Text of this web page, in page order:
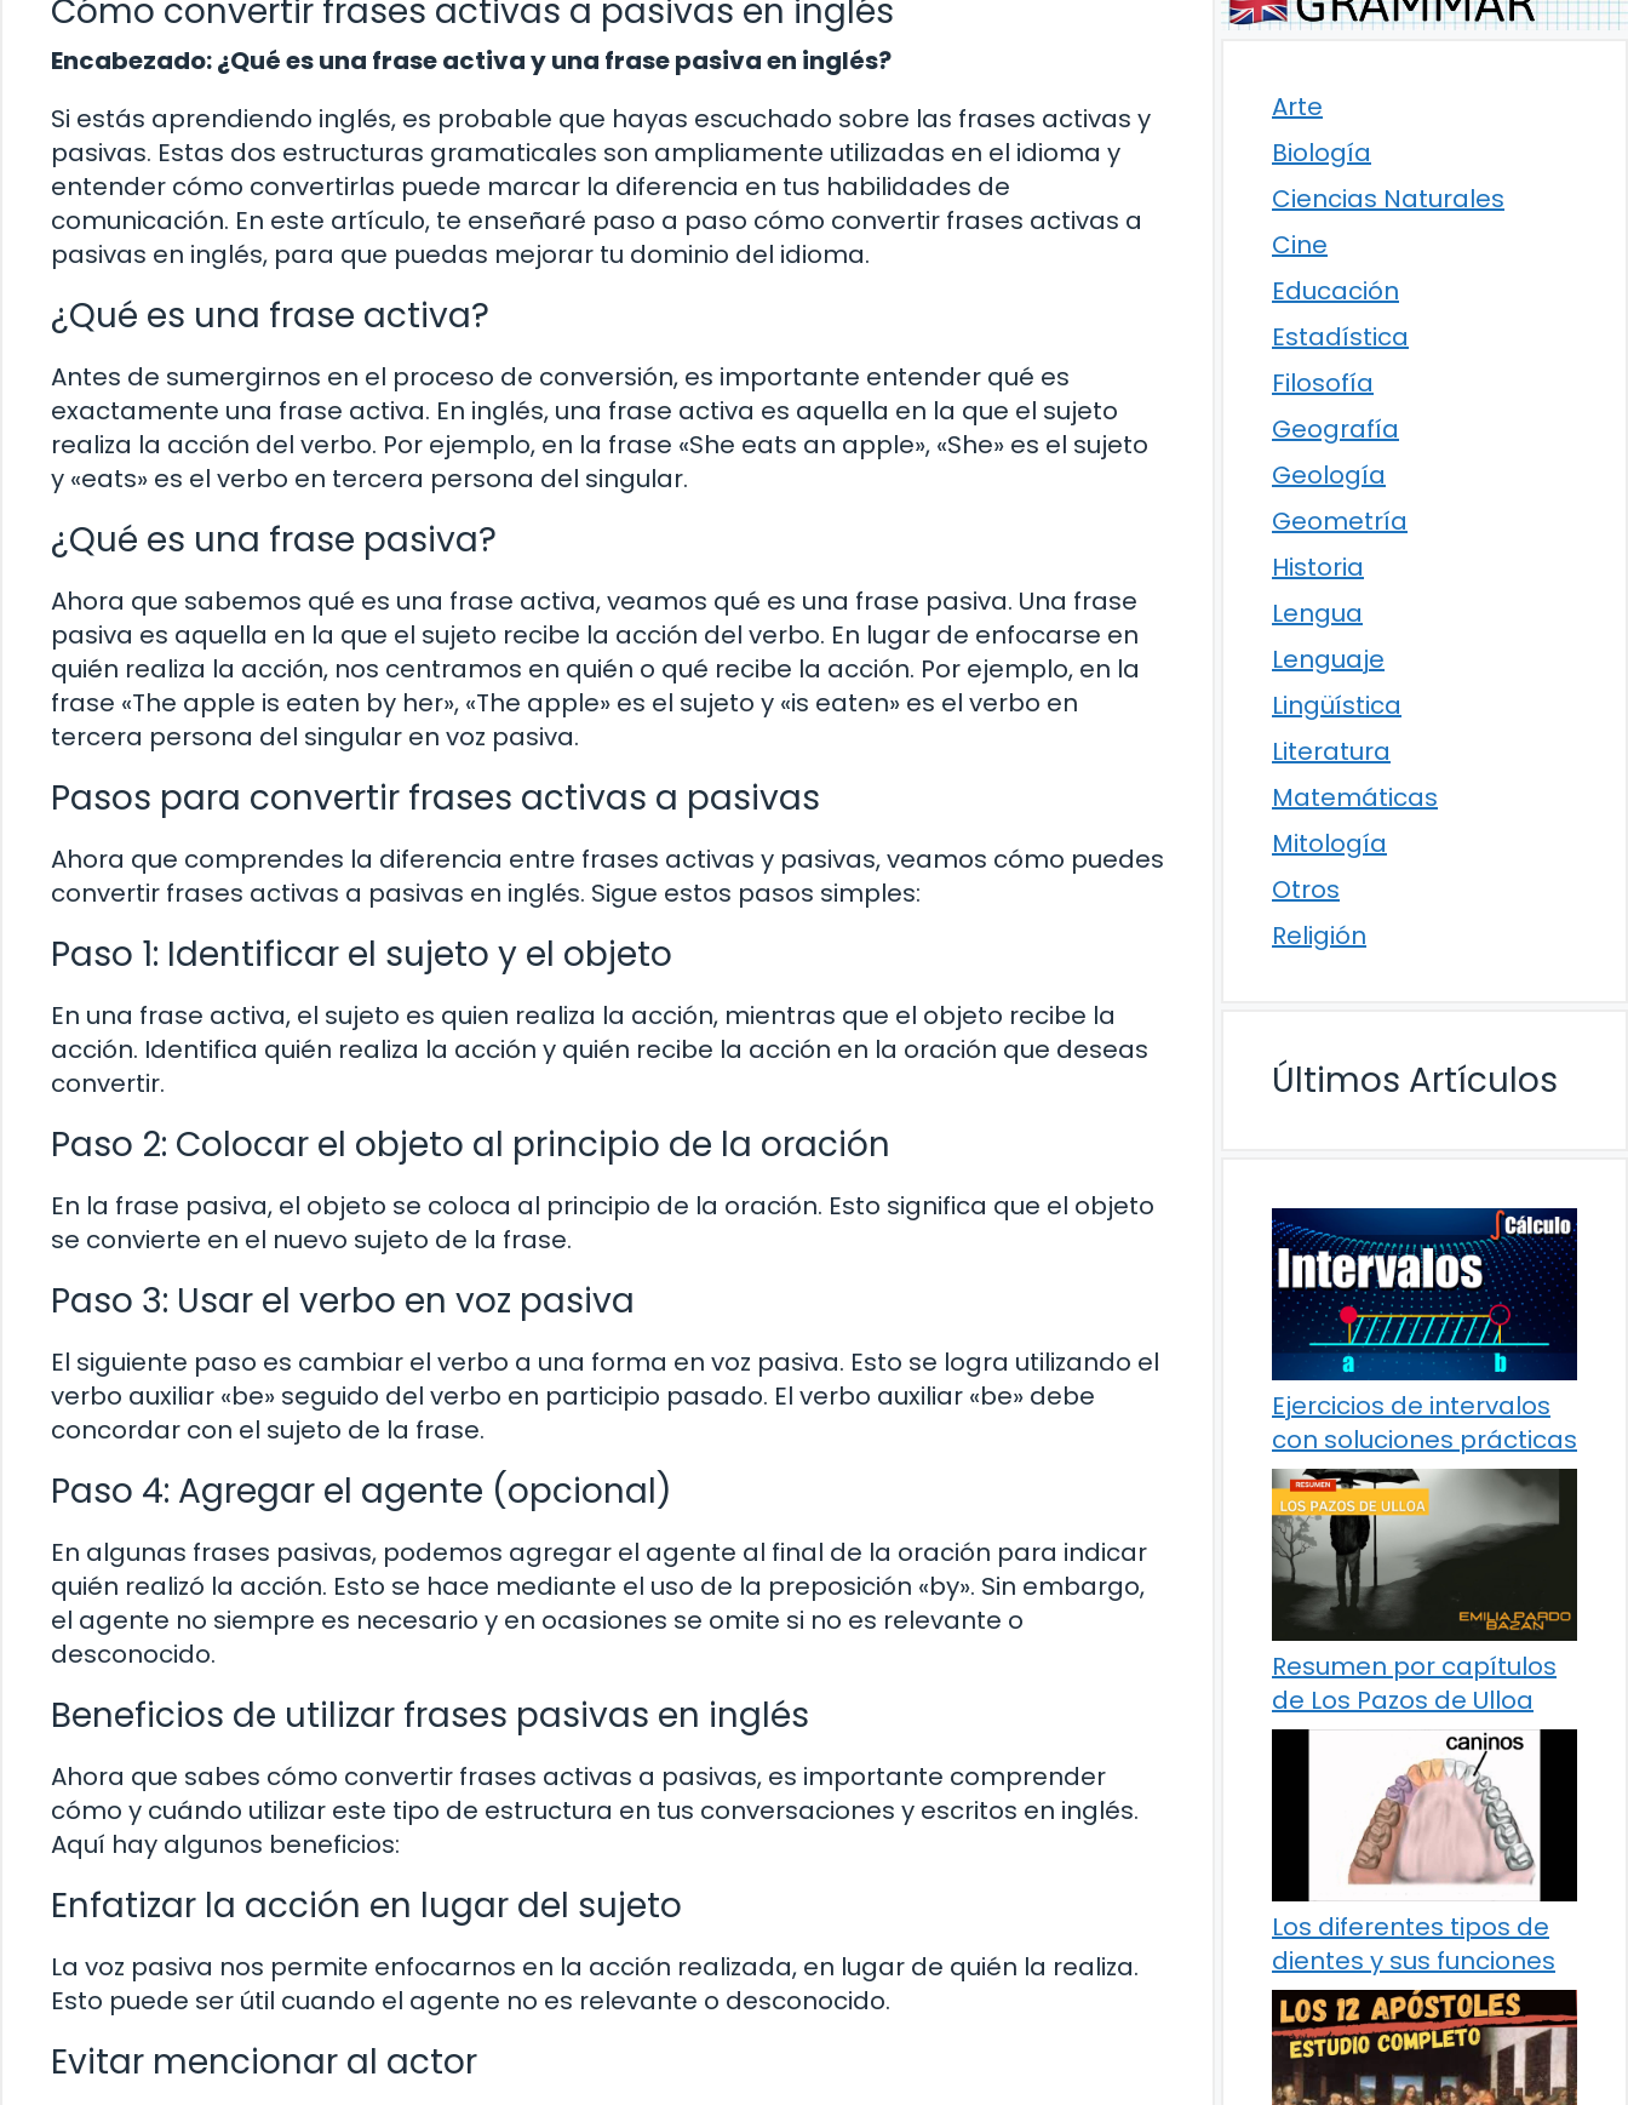
Cómo convertir frases activas a pasivas en inglés
Encabezado: ¿Qué es una frase activa y una frase pasiva en inglés?
Si estás aprendiendo inglés, es probable que hayas escuchado sobre las frases activas y
pasivas. Estas dos estructuras gramaticales son ampliamente utilizadas en el idioma y
entender cómo convertirlas puede marcar la diferencia en tus habilidades de
comunicación. En este artículo, te enseñaré paso a paso cómo convertir frases activas a
pasivas en inglés, para que puedas mejorar tu dominio del idioma.
¿Qué es una frase activa?
Antes de sumergirnos en el proceso de conversión, es importante entender qué es
exactamente una frase activa. En inglés, una frase activa es aquella en la que el sujeto
realiza la acción del verbo. Por ejemplo, en la frase «She eats an apple», «She» es el sujeto
y «eats» es el verbo en tercera persona del singular.
¿Qué es una frase pasiva?
Ahora que sabemos qué es una frase activa, veamos qué es una frase pasiva. Una frase
pasiva es aquella en la que el sujeto recibe la acción del verbo. En lugar de enfocarse en
quién realiza la acción, nos centramos en quién o qué recibe la acción. Por ejemplo, en la
frase «The apple is eaten by her», «The apple» es el sujeto y «is eaten» es el verbo en
tercera persona del singular en voz pasiva.
Pasos para convertir frases activas a pasivas
Ahora que comprendes la diferencia entre frases activas y pasivas, veamos cómo puedes
convertir frases activas a pasivas en inglés. Sigue estos pasos simples:
Paso 1: Identificar el sujeto y el objeto
En una frase activa, el sujeto es quien realiza la acción, mientras que el objeto recibe la
acción. Identifica quién realiza la acción y quién recibe la acción en la oración que deseas
convertir.
Paso 2: Colocar el objeto al principio de la oración
En la frase pasiva, el objeto se coloca al principio de la oración. Esto significa que el objeto
se convierte en el nuevo sujeto de la frase.
Paso 3: Usar el verbo en voz pasiva
El siguiente paso es cambiar el verbo a una forma en voz pasiva. Esto se logra utilizando el
verbo auxiliar «be» seguido del verbo en participio pasado. El verbo auxiliar «be» debe
concordar con el sujeto de la frase.
Paso 4: Agregar el agente (opcional)
En algunas frases pasivas, podemos agregar el agente al final de la oración para indicar
quién realizó la acción. Esto se hace mediante el uso de la preposición «by». Sin embargo,
el agente no siempre es necesario y en ocasiones se omite si no es relevante o
desconocido.
Beneficios de utilizar frases pasivas en inglés
Ahora que sabes cómo convertir frases activas a pasivas, es importante comprender
cómo y cuándo utilizar este tipo de estructura en tus conversaciones y escritos en inglés.
Aquí hay algunos beneficios:
Enfatizar la acción en lugar del sujeto
La voz pasiva nos permite enfocarnos en la acción realizada, en lugar de quién la realiza.
Esto puede ser útil cuando el agente no es relevante o desconocido.
Evitar mencionar al actor
Arte
Biología
Ciencias Naturales
Cine
Educación
Estadística
Filosofía
Geografía
Geología
Geometría
Historia
Lengua
Lenguaje
Lingüística
Literatura
Matemáticas
Mitología
Otros
Religión
Últimos Artículos
Ejercicios de intervalos
con soluciones prácticas
Resumen por capítulos
de Los Pazos de Ulloa
Los diferentes tipos de
dientes y sus funciones